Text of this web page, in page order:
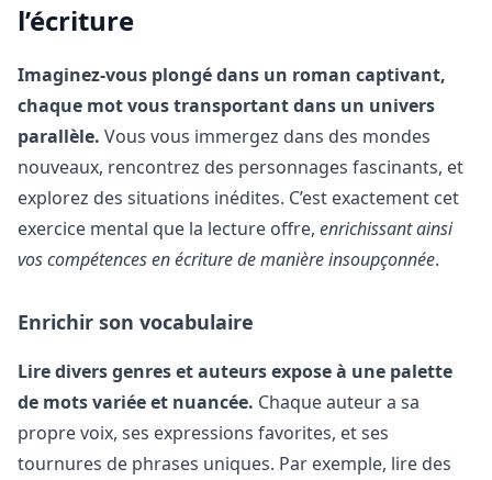
l’écriture
Imaginez-vous plongé dans un roman captivant,
chaque mot vous transportant dans un univers
parallèle. Vous vous immergez dans des mondes
nouveaux, rencontrez des personnages fascinants, et
explorez des situations inédites. C’est exactement cet
exercice mental que la lecture offre, enrichissant ainsi
vos compétences en écriture de manière insoupçonnée.
Enrichir son vocabulaire
Lire divers genres et auteurs expose à une palette
de mots variée et nuancée. Chaque auteur a sa
propre voix, ses expressions favorites, et ses
tournures de phrases uniques. Par exemple, lire des